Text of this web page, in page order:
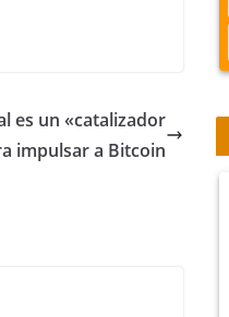
es un «catalizador
impulsar a Bitcoin